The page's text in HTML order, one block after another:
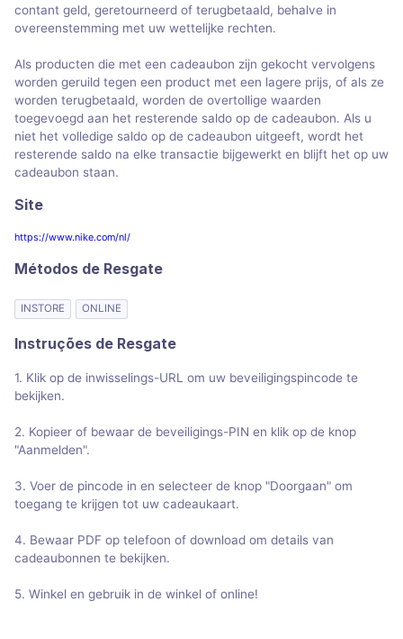
contant geld, geretourneerd of terugbetaald, behalve in
overeenstemming met uw wettelijke rechten.
Als producten die met een cadeaubon zijn gekocht vervolgens
worden geruild tegen een product met een lagere prijs, of als ze
worden terugbetaald, worden de overtollige waarden
toegevoegd aan het resterende saldo op de cadeaubon. Als u
niet het volledige saldo op de cadeaubon uitgeeft, wordt het
resterende saldo na elke transactie bijgewerkt en blijft het op uw
cadeaubon staan.
Site
https://www.nike.com/nl/
Métodos de Resgate
INSTORE ONLINE
Instruções de Resgate
1. Klik op de inwisselings-URL om uw beveiligingspincode te
bekijken.
2. Kopieer of bewaar de beveiligings-PIN en klik op de knop
"Aanmelden".
3. Voer de pincode in en selecteer de knop "Doorgaan" om
toegang te krijgen tot uw cadeaukaart.
4. Bewaar PDF op telefoon of download om details van
cadeaubonnen te bekijken.
5. Winkel en gebruik in de winkel of online!